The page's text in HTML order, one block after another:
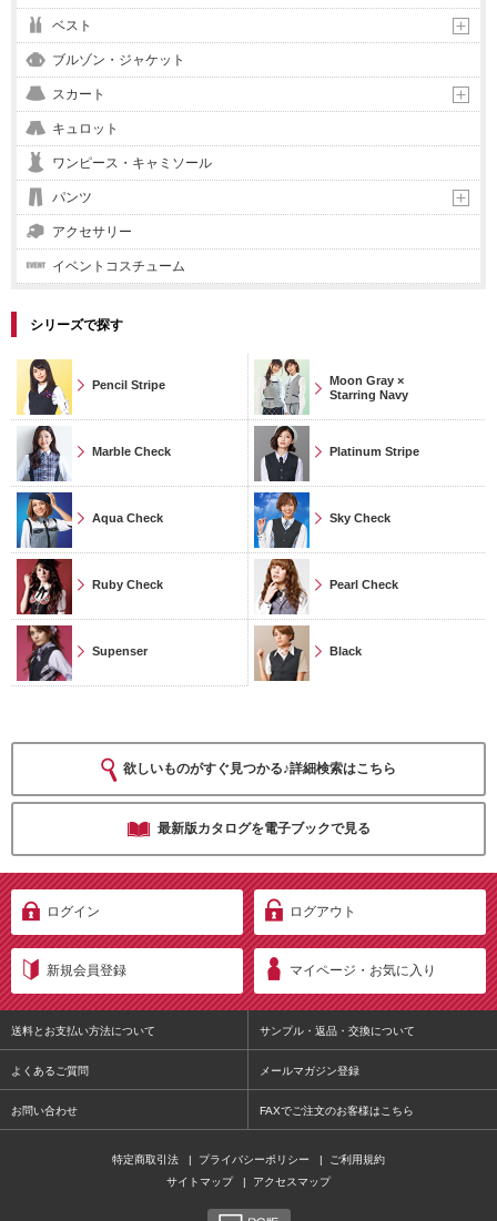
ベスト
ブルゾン・ジャケット
スカート
キュロット
ワンピース・キャミソール
パンツ
アクセサリー
イベントコスチューム
シリーズで探す
Pencil Stripe
Moon Gray ×
Starring Navy
Marble Check Platinum Stripe
Aqua Check Sky Check
Ruby Check Pearl Check
Supenser Black
欲しいものがすぐ見つかる♪詳細検索はこちら
最新版カタログを電子ブックで見る
ログイン ログアウト
新規会員登録 マイページ・お気に入り
送料とお支払い方法について サンプル・返品・交換について
よくあるご質問 メールマガジン登録
お問い合わせ FAXでご注文のお客様はこちら
特定商取引法 | プライバシーポリシー |
ご利用規約
サイトマップ
| アクセスマップ